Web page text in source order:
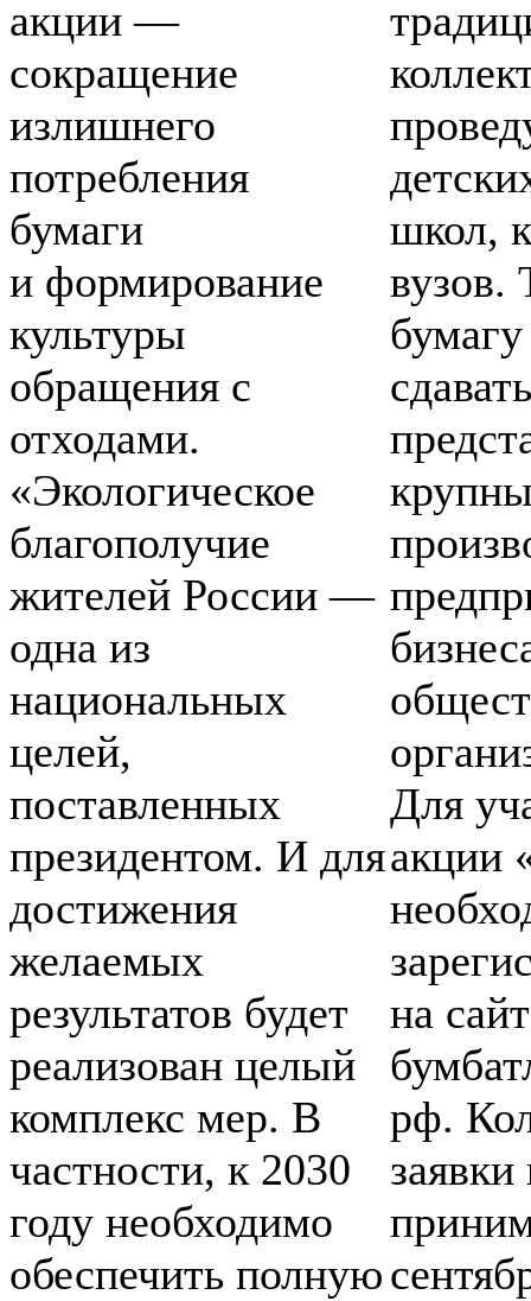
акции —
сокращение
излишнего
потребления
бумаги
и формирование
культуры
обращения с
отходами.
«Экологическое
благополучие
жителей России —
одна из
национальных
целей,
поставленных
президентом. И для
достижения
желаемых
результатов будет
реализован целый
комплекс мер. В
частности, к 2030
году необходимо
обеспечить полную
школ,
вузов.
Для
акции
на
рф.
заявки